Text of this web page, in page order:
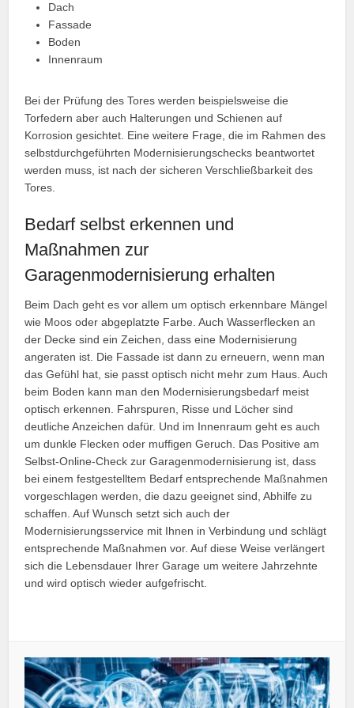
Dach
Fassade
Boden
Innenraum
Bei der Prüfung des Tores werden beispielsweise die
Torfedern aber auch Halterungen und Schienen auf
Korrosion gesichtet. Eine weitere Frage, die im Rahmen des
selbstdurchgeführten Modernisierungschecks beantwortet
werden muss, ist nach der sicheren Verschließbarkeit des
Tores.
Bedarf selbst erkennen und
Maßnahmen zur
Garagenmodernisierung erhalten
Beim Dach geht es vor allem um optisch erkennbare Mängel
wie Moos oder abgeplatzte Farbe. Auch Wasserflecken an
der Decke sind ein Zeichen, dass eine Modernisierung
angeraten ist. Die Fassade ist dann zu erneuern, wenn man
das Gefühl hat, sie passt optisch nicht mehr zum Haus. Auch
beim Boden kann man den Modernisierungsbedarf meist
optisch erkennen. Fahrspuren, Risse und Löcher sind
deutliche Anzeichen dafür. Und im Innenraum geht es auch
um dunkle Flecken oder muffigen Geruch. Das Positive am
Selbst-Online-Check zur Garagenmodernisierung ist, dass
bei einem festgestelltem Bedarf entsprechende Maßnahmen
vorgeschlagen werden, die dazu geeignet sind, Abhilfe zu
schaffen. Auf Wunsch setzt sich auch der
Modernisierungsservice mit Ihnen in Verbindung und schlägt
entsprechende Maßnahmen vor. Auf diese Weise verlängert
sich die Lebensdauer Ihrer Garage um weitere Jahrzehnte
und wird optisch wieder aufgefrischt.